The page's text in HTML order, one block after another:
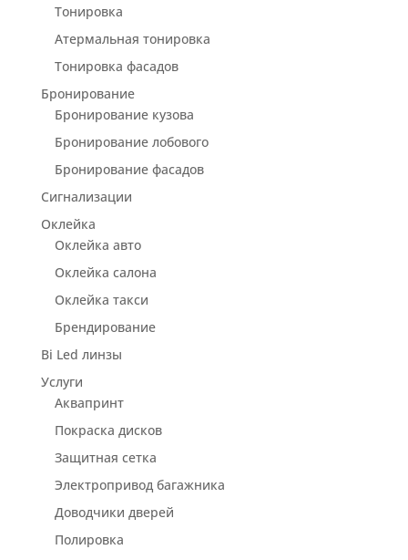
Тонировка
Атермальная тонировка
Тонировка фасадов
Бронирование
Бронирование кузова
Бронирование лобового
Бронирование фасадов
Сигнализации
Оклейка
Оклейка авто
Оклейка салона
Оклейка такси
Брендирование
Bi Led линзы
Услуги
Аквапринт
Покраска дисков
Защитная сетка
Электропривод багажника
Доводчики дверей
Полировка